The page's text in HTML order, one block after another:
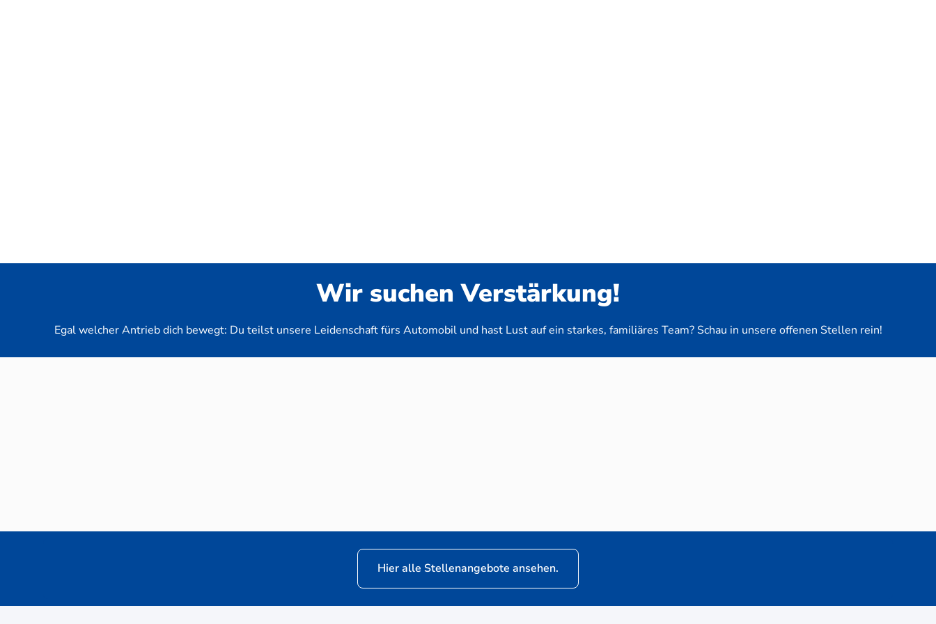
Wir suchen Verstärkung!
Egal welcher Antrieb dich bewegt: Du teilst unsere Leidenschaft fürs Automobil und hast Lust auf ein starkes, familiäres Team? Schau in unsere offenen Stellen rein!
Neuwagen-Verkaufsberater (m/w/d) für VW Nutzfahrzeuge
Hier alle Stellenangebote ansehen.